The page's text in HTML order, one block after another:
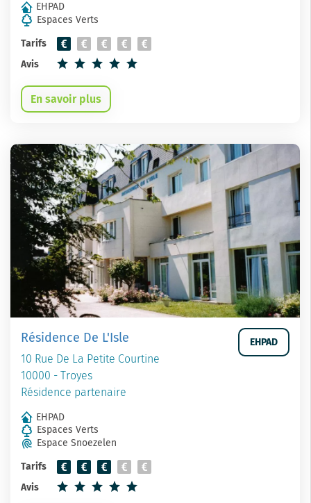
EHPAD
Espaces Verts
Tarifs
Avis
En savoir plus
Résidence De L'Isle
10 Rue De La Petite Courtine
10000 - Troyes
Résidence partenaire
EHPAD
EHPAD
Espaces Verts
Espace Snoezelen
Tarifs
Avis